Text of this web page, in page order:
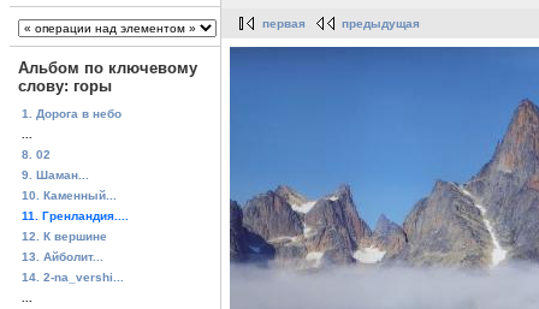
Альбом по ключевому
слову: горы
1. Дорога в небо
8. 02
9. Шаман...
10. Каменный...
11. Гренландия....
12. К вершине
13. Айболит...
14. 2-na_vershi...
первая предыдущая